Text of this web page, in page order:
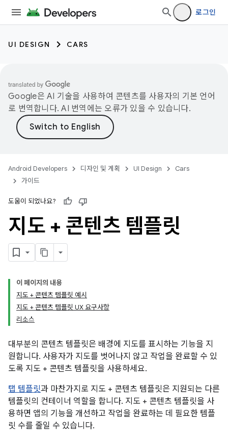
로그인
UI DESIGN CARS
Google은 AI 기술을 사용하여 콘텐츠를 사용자의 기본 언어
로 번역합니다. AI 번역에는 오류가 있을 수 있습니다.
Android Developers 디자인 및 계획 UI Design
Cars
가이드
도움이 되었나요?
지도 + 콘텐츠 템플릿
이 페이지의 내용
지도 + 콘텐츠 템플릿 예시
지도 + 콘텐츠 템플릿 UX 요구사항
리소스
대부분의 콘텐츠 템플릿은 배경에 지도를 표시하는 기능을 지
원합니다. 사용자가 지도를 벗어나지 않고 작업을 완료할 수 있
도록 지도 + 콘텐츠 템플릿을 사용하세요.
탭 템플릿과 마찬가지로 지도 + 콘텐츠 템플릿은 지원되는 다른
템플릿의 컨테이너 역할을 합니다. 지도 + 콘텐츠 템플릿을 사
용하면 앱의 기능을 개선하고 작업을 완료하는 데 필요한 템플
릿 수를 줄일 수 있습니다.